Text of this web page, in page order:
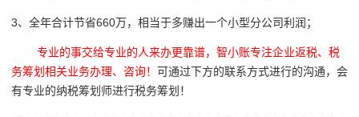
3、全年合计节省660万，相当于多赚出一个小型分公司利润；
专业的事交给专业的人来办更靠谱，智小账专注企业返税、税
务筹划相关业务办理、咨询！ 可通过下方的联系方式进行的沟通，会
有专业的纳税筹划师进行税务筹划！